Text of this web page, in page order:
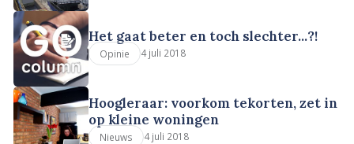
Het gaat beter en toch slechter...?!
Opinie 4 juli 2018
Hoogleraar: voorkom tekorten, zet in
op kleine woningen
Nieuws 4 juli 2018